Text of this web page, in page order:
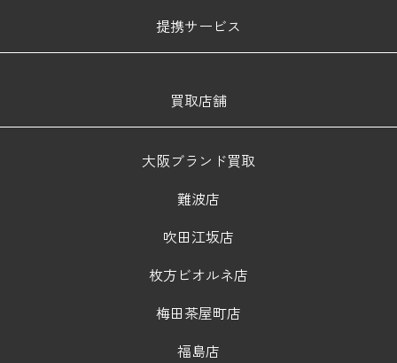
提携サービス
買取店舗
大阪ブランド買取
難波店
吹田江坂店
枚方ビオルネ店
梅田茶屋町店
福島店